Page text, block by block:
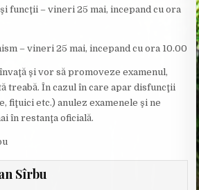
funcţii – vineri 25 mai, incepand cu ora
– vineri 25 mai, incepand cu ora 10.00
şi vor să promoveze examenul,
treabă. În cazul în care apar disfuncţii
fiţuici etc.) anulez examenele şi ne
în restanţa oficială.
Sîrbu